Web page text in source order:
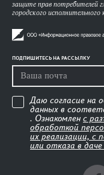
защите прав потребителей
городского
ПОДПИШИТЕСЬ НА РАССЫЛКУ
Даю согласие на
данных в
. Ознакомлен с
обработкой
их реализации, с
или отказа в даче